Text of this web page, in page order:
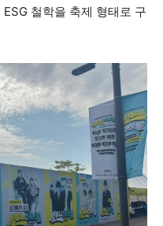
철학을 축제 형태로 구